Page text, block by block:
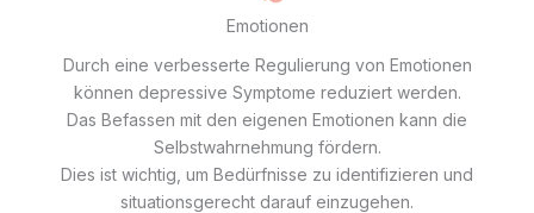
Emotionen
Durch eine verbesserte Regulierung von Emotionen
können depressive Symptome reduziert werden.
Das Befassen mit den eigenen Emotionen kann die
Selbstwahrnehmung fördern.
Dies ist wichtig, um Bedürfnisse zu identifizieren und
situationsgerecht darauf einzugehen.